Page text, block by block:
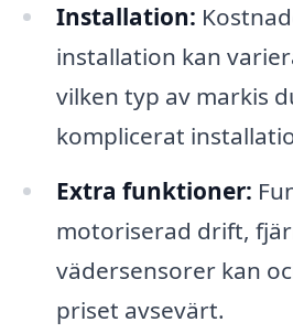
Installation:
installation kan
vilken typ av markis
komplicerat
Extra funktioner:
motoriserad drift,
vädersensorer kan
priset avsevärt.